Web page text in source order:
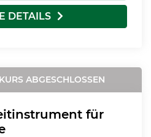
DETAILS
KURS ABGESCHLOSSEN
für